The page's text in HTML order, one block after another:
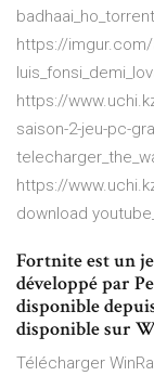
https://
https://
saison-2-jeu-pc-
https://
download
Fortnite est un
développé par
disponible
disponible sur
Télécharger